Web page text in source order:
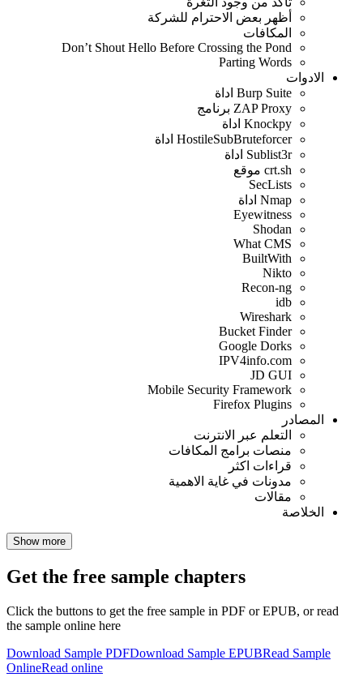
أظهر بعض الاحترام للشركة
المكافات
Don’t Shout Hello Before Crossing the Pond
Parting Words
الادوات
Burp Suite اداة
ZAP Proxy برنامج
Knockpy اداة
HostileSubBruteforcer اداة
Sublist3r اداة
crt.sh موقع
SecLists
Nmap اداة
Eyewitness
Shodan
What CMS
BuiltWith
Nikto
Recon-ng
idb
Wireshark
Bucket Finder
Google Dorks
IPV4info.com
JD GUI
Mobile Security Framework
Firefox Plugins
المصادر
التعلم عبر الانترنت
منصات برامج المكافات
قراءات اكثر
مدونات في غاية الاهمية
مقالات
الخلاصة
Show more
Get the free sample chapters
Click the buttons to get the free sample in PDF or EPUB, or read
the sample online here
Download Sample PDFDownload Sample EPUBRead Sample
OnlineRead online